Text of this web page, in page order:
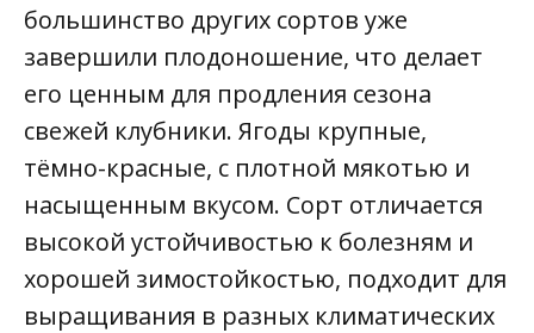
большинство других сортов уже
завершили плодоношение, что делает
его ценным для продления сезона
свежей клубники. Ягоды крупные,
тёмно-красные, с плотной мякотью и
насыщенным вкусом. Сорт отличается
высокой устойчивостью к болезням и
хорошей зимостойкостью, подходит для
выращивания в разных климатических